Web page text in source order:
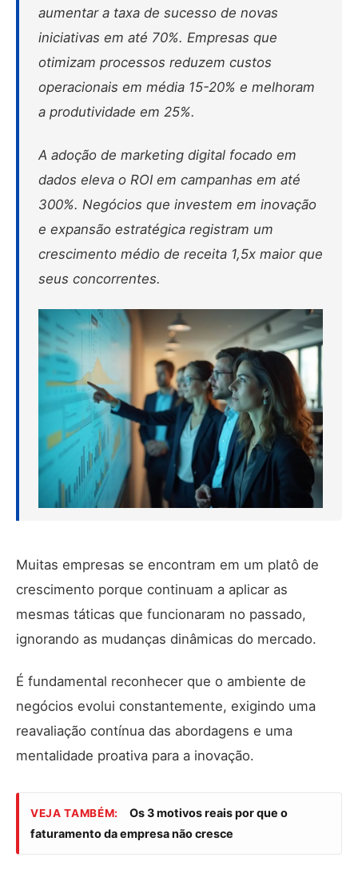
aumentar a taxa de sucesso de novas
iniciativas em até 70%. Empresas que
otimizam processos reduzem custos
operacionais em média 15-20% e melhoram
a produtividade em 25%.
A adoção de marketing digital focado em
dados eleva o ROI em campanhas em até
300%. Negócios que investem em inovação
e expansão estratégica registram um
crescimento médio de receita 1,5x maior que
seus concorrentes.
Muitas empresas se encontram em um platô de
crescimento porque continuam a aplicar as
mesmas táticas que funcionaram no passado,
ignorando as mudanças dinâmicas do mercado.
É fundamental reconhecer que o ambiente de
negócios evolui constantemente, exigindo uma
reavaliação contínua das abordagens e uma
mentalidade proativa para a inovação.
VEJA TAMBÉM:
Os 3 motivos reais por que o
faturamento da empresa não cresce